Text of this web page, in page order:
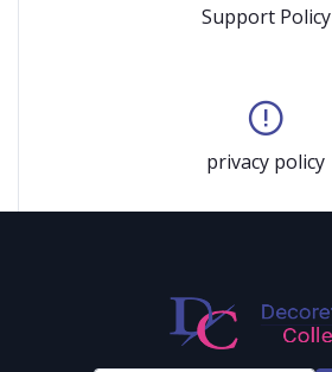
Support Policy
privacy policy